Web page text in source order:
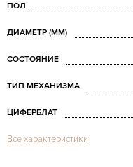
ПОЛ
ДИАМЕТР (MM)
СОСТОЯНИЕ
ТИП МЕХАНИЗМА
ЦИФЕРБЛАТ
СТЕКЛО
Все характеристики